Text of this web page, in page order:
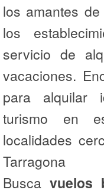
los amantes
los
servicio de
vacaciones.
para alquilar
turismo en
localidades
Tarragona
Busca vuelos